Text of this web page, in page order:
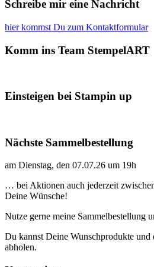
Schreibe mir eine Nachricht
hier kommst Du zum Kontaktformular
Komm ins Team StempelART
Einsteigen bei Stampin up
Nächste Sammelbestellung
am Dienstag, den 07.07.26 um 19h
… bei Aktionen auch jederzeit
Deine Wünsche!
Nutze gerne meine Sammelbestellung
Du kannst Deine Wunschprodukte
abholen.